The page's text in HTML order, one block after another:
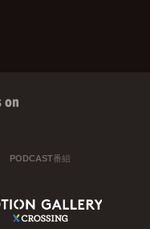
on
PODCAST番組